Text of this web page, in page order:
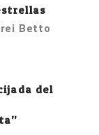
Betto
del